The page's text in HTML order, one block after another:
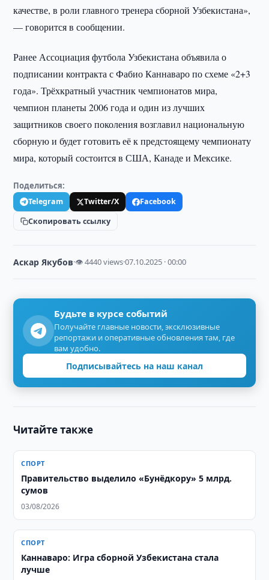
качестве, в роли главного тренера сборной Узбекистана»,
— говорится в сообщении.
Ранее Ассоциация футбола Узбекистана объявила о
подписании контракта с Фабио Каннаваро по схеме «2+3
года». Трёхкратный участник чемпионатов мира,
чемпион планеты 2006 года и один из лучших
защитников своего поколения возглавил национальную
сборную и будет готовить её к предстоящему чемпионату
мира, который состоится в США, Канаде и Мексике.
Поделиться:
Telegram Twitter/X
Facebook
Скопировать ссылку
Аскар Якубов·👁 4440 views·07.10.2025 · 00:00
Будьте в курсе событий
Получайте главные новости, эксклюзивные
репортажи и оперативные обновления там, где
вам удобно.
Подписывайтесь на наш канал
Читайте также
СПОРТ
Правительство выделило «Бунёдкору» 5 млрд.
сумов
03/08/2026
СПОРТ
Каннаваро: Игра сборной Узбекистана стала
лучше